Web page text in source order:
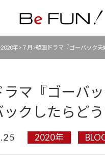
2020年 > ７月 >韓国ドラマ『ゴーバック
マ『ゴーバッ
ックしたらど
2020年